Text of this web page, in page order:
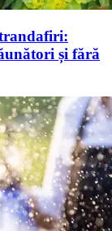
trandafiri:
și fără